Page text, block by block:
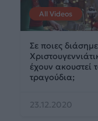
All Videos
Σε ποιες
έχουν ακουστεί
τραγούδια;
23.12.2020